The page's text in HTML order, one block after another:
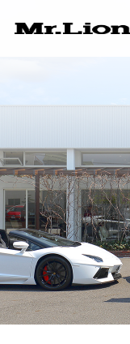
在庫車情報
Factory
自社工場
Official Blog
公式ブログ